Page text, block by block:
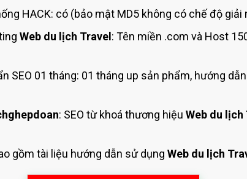
HACK: có (bảo mật MD5 không có chế độ giải
Web du lịch Travel : Tên miền .com và Host
SEO 01 tháng: 01 tháng up sản phẩm, hướng
: SEO từ khoá thương hiệu Web du lịch
gồm tài liệu hướng dẫn sử dụng Web du lịch